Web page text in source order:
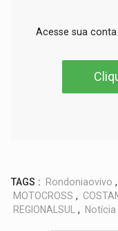
Acesse sua
TAGS : Rondoniaovivo ,
MOTOCROSS ,
REGIONALSUL
, Notícia